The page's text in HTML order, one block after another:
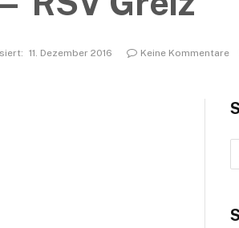
11. Dezember 2016 Keine Kommentare